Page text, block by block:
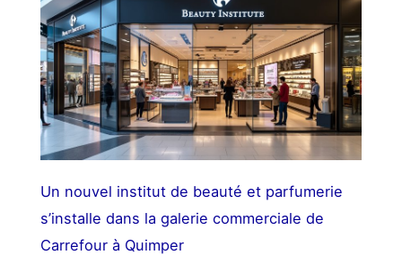
Un nouvel institut de beauté et parfumerie
s’installe dans la galerie commerciale de
Carrefour à Quimper